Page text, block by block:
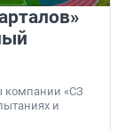
компании «СЗ
и